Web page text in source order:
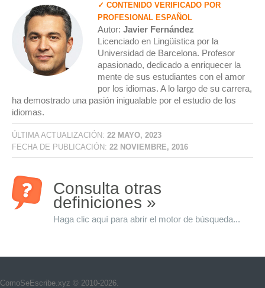
✓ CONTENIDO VERIFICADO POR
PROFESIONAL ESPAÑOL
Autor: Javier Fernández
Licenciado en Lingüística por la
Universidad de Barcelona. Profesor
apasionado, dedicado a enriquecer la
mente de sus estudiantes con el amor
por los idiomas. A lo largo de su carrera,
ha demostrado una pasión inigualable por el estudio de los
idiomas.
ÚLTIMA ACTUALIZACIÓN: 22 MAYO, 2023
FECHA DE PUBLICACIÓN: 22 NOVIEMBRE, 2016
Consulta otras
definiciones »
Haga clic aquí para abrir el motor de búsqueda...
ComoSeEscribe.xyz © 2010-2026.